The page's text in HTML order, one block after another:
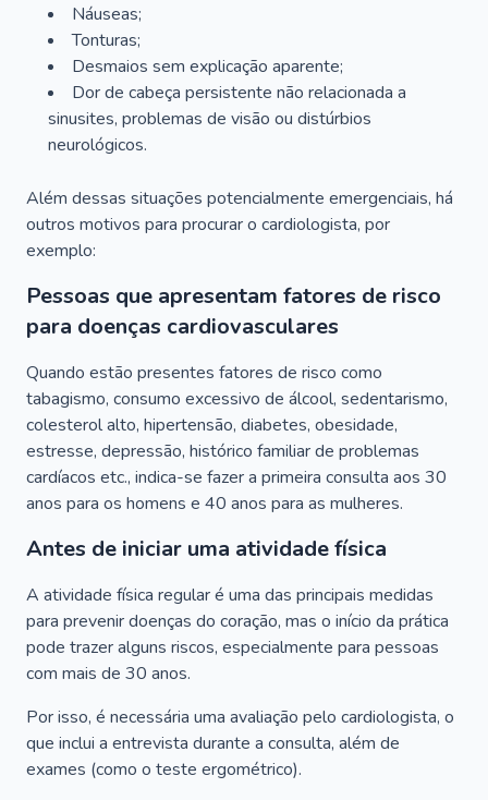
Náuseas;
Tonturas;
Desmaios sem explicação aparente;
Dor de cabeça persistente não relacionada a
sinusites, problemas de visão ou distúrbios
neurológicos.
Além dessas situações potencialmente emergenciais, há
outros motivos para procurar o cardiologista, por
exemplo:
Pessoas que apresentam fatores de risco
para doenças cardiovasculares
Quando estão presentes fatores de risco como
tabagismo, consumo excessivo de álcool, sedentarismo,
colesterol alto, hipertensão, diabetes, obesidade,
estresse, depressão, histórico familiar de problemas
cardíacos etc., indica-se fazer a primeira consulta aos 30
anos para os homens e 40 anos para as mulheres.
Antes de iniciar uma atividade física
A atividade física regular é uma das principais medidas
para prevenir doenças do coração, mas o início da prática
pode trazer alguns riscos, especialmente para pessoas
com mais de 30 anos.
Por isso, é necessária uma avaliação pelo cardiologista, o
que inclui a entrevista durante a consulta, além de
exames (como o teste ergométrico).